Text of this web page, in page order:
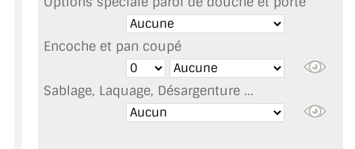
MIROIR DÉCORATIF DE COULEUR
LOTS DE MIROIRS EN MOZAÏQUE
MIROIR POUR PORTE
Encoche et pan coupé
Sablage, Laquage, Désargenture ...